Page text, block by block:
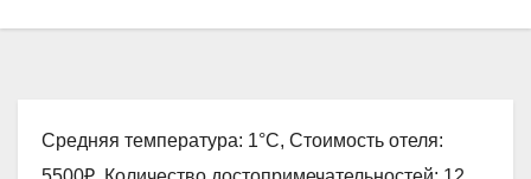
Средняя температура: 1°C, Стоимость отеля: